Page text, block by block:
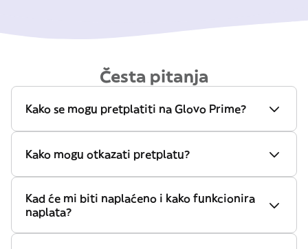
Česta pitanja
Kako se mogu pretplatiti na Glovo Prime?
Kako mogu otkazati pretplatu?
Kad će mi biti naplaćeno i kako funkcionira
naplata?